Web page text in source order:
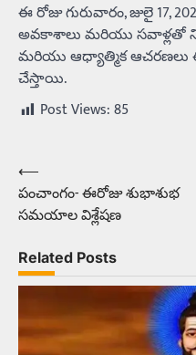
ఈ రోజు గురువారం, జులై 17,
అవకాశాలు మరియు సవాళ్లతో
మరియు ఆధ్యాత్మిక ఆచరణలు
చేస్తాయి.
Post Views:85
Post
navigation
⟵
పంచాంగం- ఈరోజు శుభాశుభ
సమయాల విశ్లేషణ
Related Posts